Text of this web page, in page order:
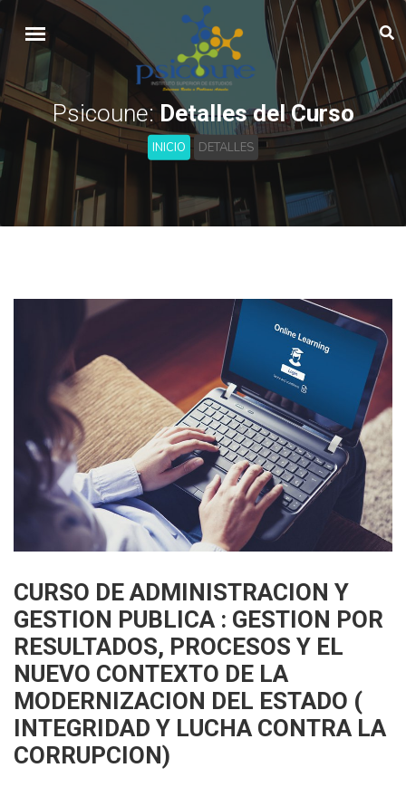
Psicoune:Detalles del Curso
INICIO DETALLES
CURSO DE ADMINISTRACION Y
GESTION PUBLICA : GESTION POR
RESULTADOS, PROCESOS Y EL
NUEVO CONTEXTO DE LA
MODERNIZACION DEL ESTADO (
INTEGRIDAD Y LUCHA CONTRA LA
CORRUPCION)